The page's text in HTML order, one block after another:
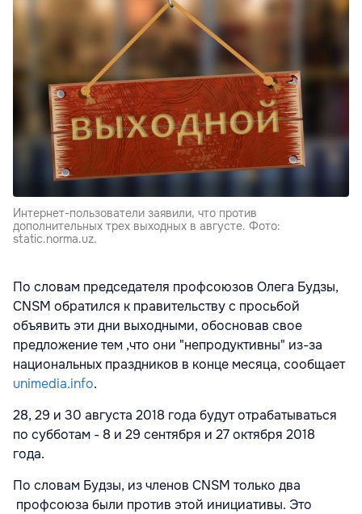
Интернет-пользователи заявили, что против
дополнительных трех выходных в августе. Фото:
static.norma.uz.
По словам председателя профсоюзов Олега Будзы,
CNSM обратился к правительству с просьбой
объявить эти дни выходными, обосновав свое
предложение тем ,что они "непродуктивны" из-за
национальных праздников в конце месяца, сообщает
unimedia.info.
28, 29 и 30 августа 2018 года будут отрабатываться
по субботам - 8 и 29 сентября и 27 октября 2018
года.
По словам Будзы, из членов CNSM только два
профсоюза были против этой инициативы. Это